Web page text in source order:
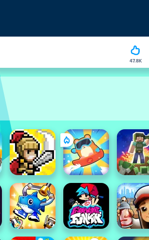
47.8K